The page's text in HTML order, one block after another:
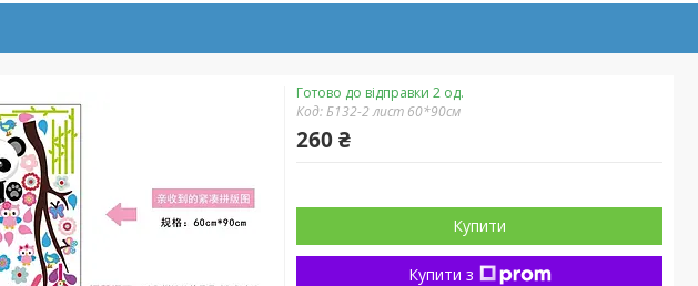
Готово до відправки 2 од.
Код:Б132-2 лист 60*90см
260 ₴
Купити
Купити з